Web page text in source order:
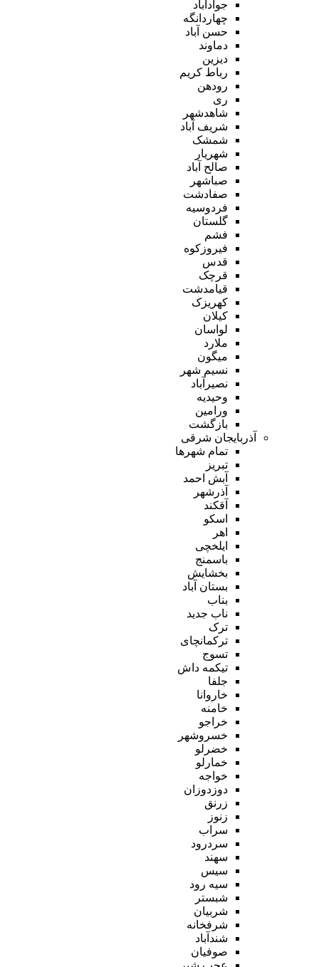
جوادآباد
چهاردانگه
حسن آباد
دماوند
دیزین
رباط کریم
رودهن
ری
شاهدشهر
شریف آباد
شمشک
شهریار
صالح آباد
صباشهر
صفادشت
فردوسیه
گلستان
فشم
فیروزکوه
قدس
قرچک
قیامدشت
کهریزک
کیلان
لواسان
ملارد
میگون
نسیم شهر
نصیرآباد
وحیدیه
ورامین
بازگشت
آذربایجان شرقی
تمام شهر‌ها
تبریز
آبش احمد
آذرشهر
آقکند
اسکو
اهر
ایلخچی
باسمنج
بخشایش
بستان آباد
بناب
ناب جدید
ترک
ترکمانچای
تسوج
تیکمه داش
جلفا
خاروانا
خامنه
خراجو
خسروشهر
خضرلو
خمارلو
خواجه
دوزدوزان
زرنق
زنوز
سراب
سردرود
سهند
سیس
سیه رود
شبستر
شربیان
شرفخانه
شندآباد
صوفیان